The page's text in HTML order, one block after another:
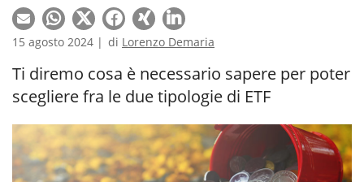
15 agosto 2024 | di Lorenzo Demaria
Ti diremo cosa è necessario sapere per poter
scegliere fra le due tipologie di ETF